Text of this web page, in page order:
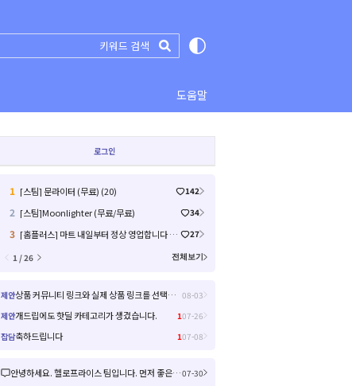
도움말
로그인
1 [스팀] 문라이터 (무료) (20) 142
2 [스팀]Moonlighter (무료/무료) 34
3 [홈플러스] 마트 내일부터 정상 영업합니다 / 익스프레스 금주 전단 (45)
27
1 / 26
전체보기
제안 상품 커뮤니티 링크와 실제 상품 링크를 선택해서 들어갈 수 있으면 좋을거 같아요! 08-03
제안개드립에도 핫딜 카테고리가 생겼습니다. 107-26
잡담축하드립니다 107-08
안녕하세요. 헬로프라이스 팀입니다. 먼저 좋은 제안을 주셔서 감사합니다! 신규 커뮤니티 연동은 작업이 크게 예상되어 검토 후 진행여부, 진행 시 추가 일정을 공유드리겠습니다! 감사합니다.07-30